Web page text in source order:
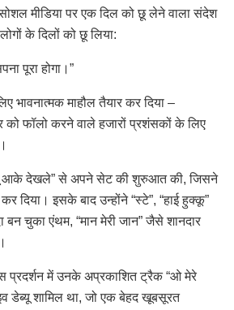
मीडिया पर एक दिल को छू लेने वाला संदेश
के दिलों को छू लिया:
पूरा होगा।”
भावनात्मक माहौल तैयार कर दिया –
फॉलो करने वाले हजारों प्रशंसकों के लिए
आके देखले” से अपने सेट की शुरुआत की, जिसने
दिया। इसके बाद उन्होंने “स्टे”, “हाई हुक्कू”
चुका एंथम, “मान मेरी जान” जैसे शानदार
प्रदर्शन में उनके अप्रकाशित ट्रैक “ओ मेरे
डेब्यू शामिल था, जो एक बेहद खूबसूरत